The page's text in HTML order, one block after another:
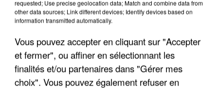
requested; Use precise geolocation data; Match and combine data from
other data sources; Link different devices; Identify devices based on
information transmitted automatically.
Vous pouvez accepter en cliquant sur "Accepter
et fermer", ou affiner en sélectionnant les
finalités et/ou partenaires dans "Gérer mes
choix". Vous pouvez également refuser en